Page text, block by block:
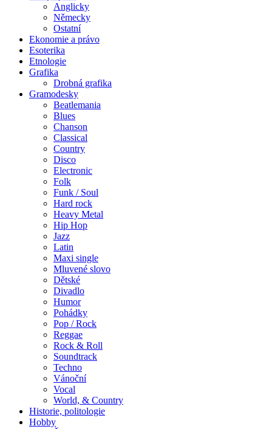
Anglicky
Německy
Ostatní
Ekonomie a právo
Esoterika
Etnologie
Grafika
Drobná grafika
Gramodesky
Beatlemania
Blues
Chanson
Classical
Country
Disco
Electronic
Folk
Funk / Soul
Hard rock
Heavy Metal
Hip Hop
Jazz
Latin
Maxi single
Mluvené slovo
Dětské
Divadlo
Humor
Pohádky
Pop / Rock
Reggae
Rock & Roll
Soundtrack
Techno
Vánoční
Vocal
World, & Country
Historie, politologie
Hobby